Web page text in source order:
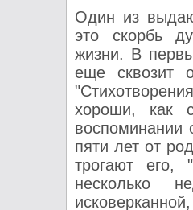
Один из
это скорбь
жизни. В
еще сквозит
хороши, как
воспоминании
пяти лет от
трогают его,
несколько